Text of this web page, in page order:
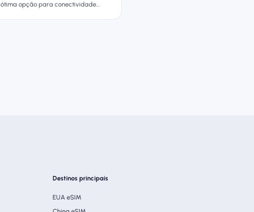
ótima opção para conectividade
Destinos principais
EUA eSIM